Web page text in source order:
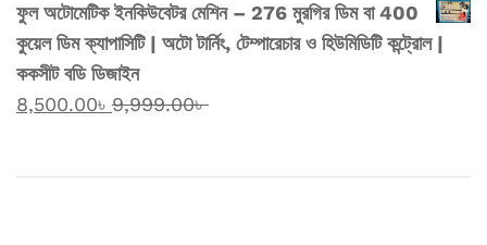
ফুল অটোমেটিক ইনকিউবেটর মেশিন – 276 মুরগির ডিম বা 400
কুয়েল ডিম ক্যাপাসিটি | অটো টার্নিং, টেম্পারেচার ও হিউমিডিটি কন্ট্রোল |
ককসীট বডি ডিজাইন
8,500.00৳ 9,999.00৳